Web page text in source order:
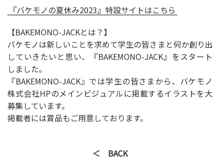
『バケモノの夏休み2023』特設サイトはこちら
【BAKEMONO-JACKとは？】
バケモノは新しいことを求めて学生の皆さまと何か創り出
していきたいと思い、『BAKEMONO-JACK』をスタート
しました。
『BAKEMONO-JACK』では学生の皆さまから、バケモノ
株式会社HPのメインビジュアルに掲載するイラストを大
募集しています。
掲載者には賞品もご用意しております。
＜ BACK